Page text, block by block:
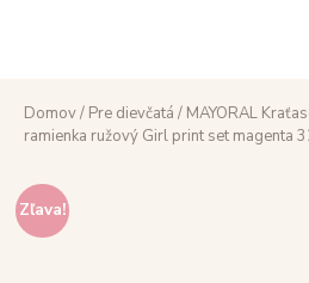
Domov/ Pre dievčatá / MAYORAL
ramienka ružový Girl print set magenta
Zľava!